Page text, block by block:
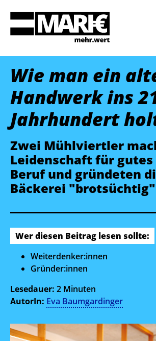
Wie man ein
Handwerk ins
Jahrhundert
Zwei Mühlviertler
Leidenschaft für gutes
Beruf und gründeten
Bäckerei
Wer diesen Beitrag lesen sollte:
Weiterdenker:innen
Gründer:innen
Lesedauer: 2 Minuten
AutorIn: Eva Baumgardinger